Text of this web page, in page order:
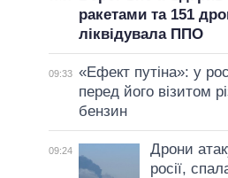
ракетами та 151
ліквідувала ППО
09:33 «Ефект путіна»: у
перед його візитом
бензин
09:24
Дрони
росії,